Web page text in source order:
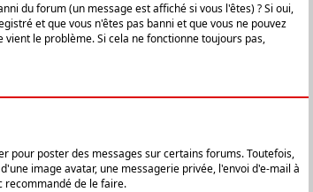
du forum (un message est affiché si vous l'êtes) ? Si oui,
et que vous n'êtes pas banni et que vous ne pouvez
le problème. Si cela ne fonctionne toujours pas,
pour poster des messages sur certains forums. Toutefois,
image avatar, une messagerie privée, l'envoi d'e-mail à
recommandé de le faire.